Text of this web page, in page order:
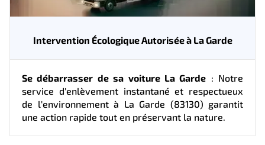
Intervention Écologique Autorisée à La Garde
Se débarrasser de sa voiture La Garde : Notre
service d'enlèvement instantané et respectueux
de l'environnement à La Garde (83130) garantit
une action rapide tout en préservant la nature.